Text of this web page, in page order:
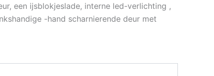
een ijsblokjeslade, interne led-verlichting ,
-hand scharnierende deur met